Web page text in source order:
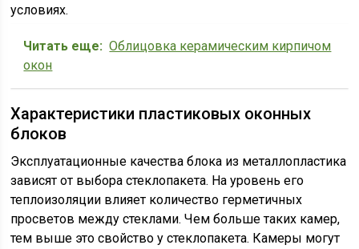
условиях.
Читать еще: Облицовка керамическим кирпичом
окон
Характеристики пластиковых оконных
блоков
Эксплуатационные качества блока из металлопластика
зависят от выбора стеклопакета. На уровень его
теплоизоляции влияет количество герметичных
просветов между стеклами. Чем больше таких камер,
тем выше это свойство у стеклопакета. Камеры могут